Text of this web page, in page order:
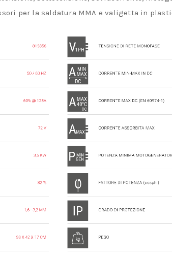
per la saldatura MMA e valigetta in